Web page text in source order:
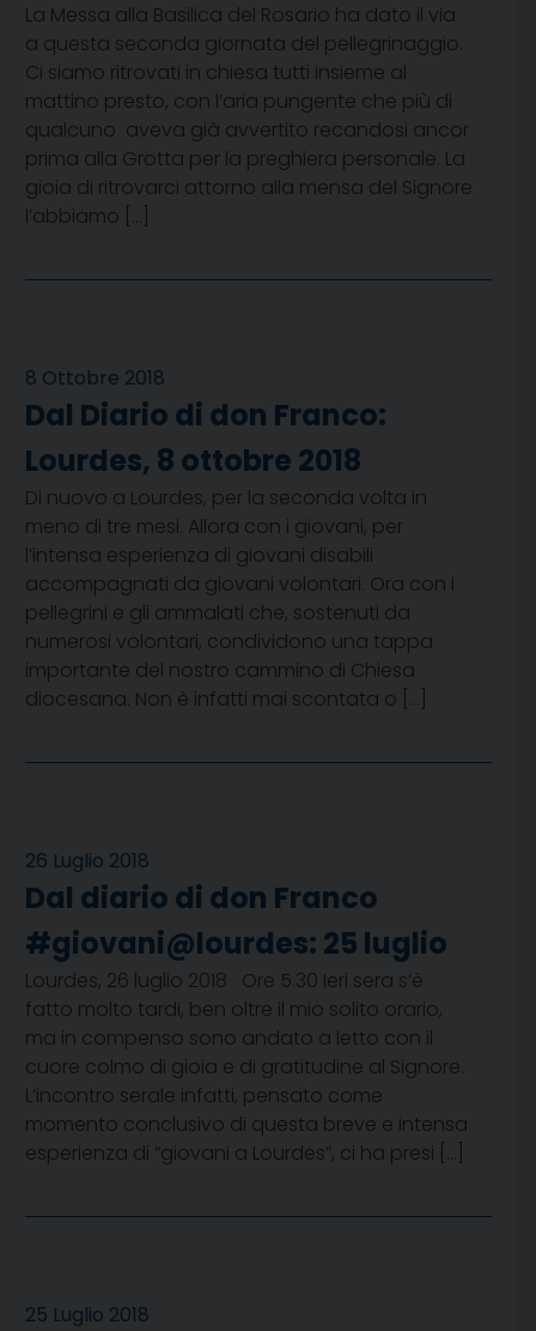
La Messa alla Basilica del Rosario ha dato il via
a questa seconda giornata del pellegrinaggio.
Ci siamo ritrovati in chiesa tutti insieme al
mattino presto, con l’aria pungente che più di
qualcuno aveva già avvertito recandosi ancor
prima alla Grotta per la preghiera personale. La
gioia di ritrovarci attorno alla mensa del Signore
l’abbiamo […]
8 Ottobre 2018
Dal Diario di don Franco:
Lourdes, 8 ottobre 2018
Di nuovo a Lourdes, per la seconda volta in
meno di tre mesi. Allora con i giovani, per
l’intensa esperienza di giovani disabili
accompagnati da giovani volontari. Ora con i
pellegrini e gli ammalati che, sostenuti da
numerosi volontari, condividono una tappa
importante del nostro cammino di Chiesa
diocesana. Non è infatti mai scontata o […]
26 Luglio 2018
Dal diario di don Franco
#giovani@lourdes: 25 luglio
Lourdes, 26 luglio 2018 Ore 5.30 Ieri sera s’è
fatto molto tardi, ben oltre il mio solito orario,
ma in compenso sono andato a letto con il
cuore colmo di gioia e di gratitudine al Signore.
L’incontro serale infatti, pensato come
momento conclusivo di questa breve e intensa
esperienza di “giovani a Lourdes”, ci ha presi […]
25 Luglio 2018